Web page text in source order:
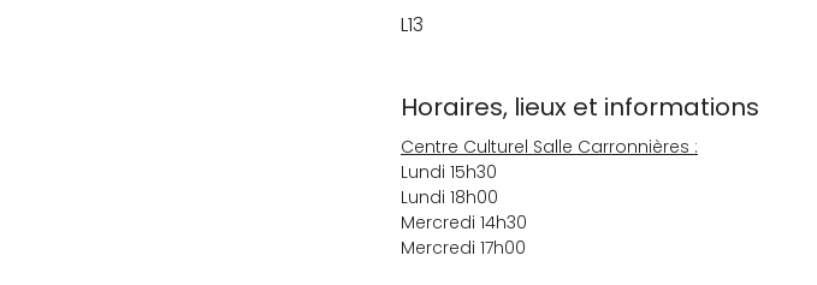
L13
Horaires, lieux et informations
Centre Culturel Salle Carronnières :
Lundi 15h30
Lundi 18h00
Mercredi 14h30
Mercredi 17h00